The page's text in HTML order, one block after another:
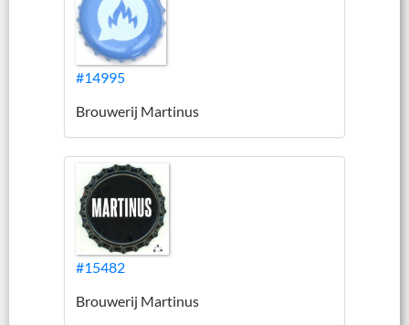
#14995
Brouwerij Martinus
#15482
Brouwerij Martinus